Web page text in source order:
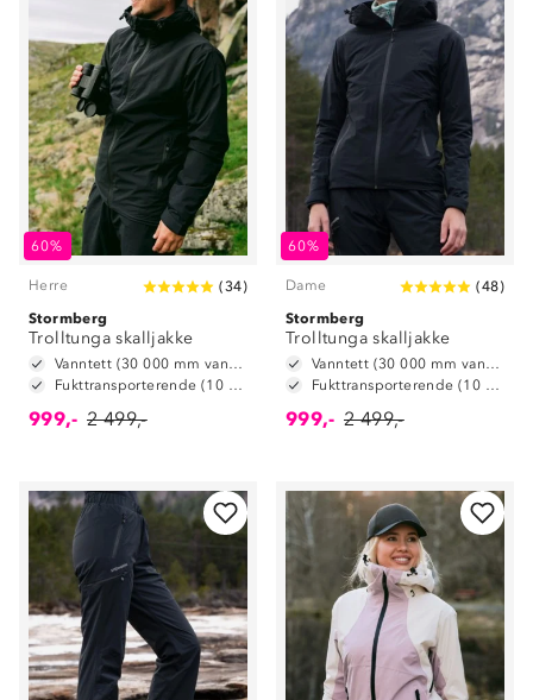
60%
Herre (34)
Stormberg
Trolltunga skalljakke
Vanntett (30 000 mm vannsøyle)
Fukttransporterende (10 000 g/m2/24t)
999,- 2 499,-
60%
Dame (48)
Stormberg
Trolltunga skalljakke
Vanntett (30 000 mm vannsøyle)
Fukttransporterende (10 000 g/m2/24t)
999,- 2 499,-